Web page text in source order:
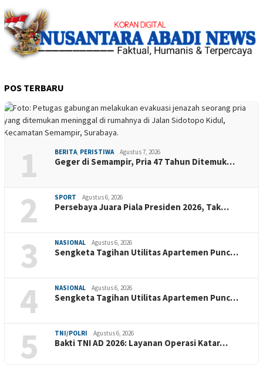
POS TERBARU
1 BERITA, PERISTIWA Agustus 7, 2026
Geger di Semampir, Pria 47 Tahun Ditemuk…
2 SPORT Agustus 6, 2026
Persebaya Juara Piala Presiden 2026, Tak…
3 NASIONAL Agustus 6, 2026
Sengketa Tagihan Utilitas Apartemen Punc…
4 NASIONAL Agustus 6, 2026
Sengketa Tagihan Utilitas Apartemen Punc…
5 TNI/POLRI Agustus 6, 2026
Bakti TNI AD 2026: Layanan Operasi Katar…